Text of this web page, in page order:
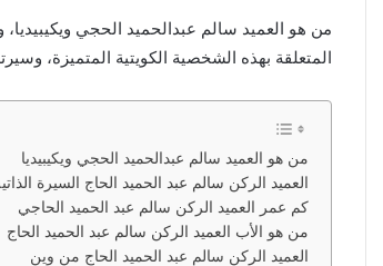
من هو العميد سالم عبدالحميد الحجي ويكيبيديا،
المتعلقة بهذه الشخصية الكويتية المتميزة،
من هو العميد سالم عبدالحميد الحجي ويكيبيديا
العميد الركن سالم عبد الحميد الحاج السيرة
كم عمر العميد الركن سالم عبد الحميد الحاجي
من هو الأب العميد الركن سالم عبد الحميد الحاج
العميد الركن سالم عبد الحميد الحاج من وين